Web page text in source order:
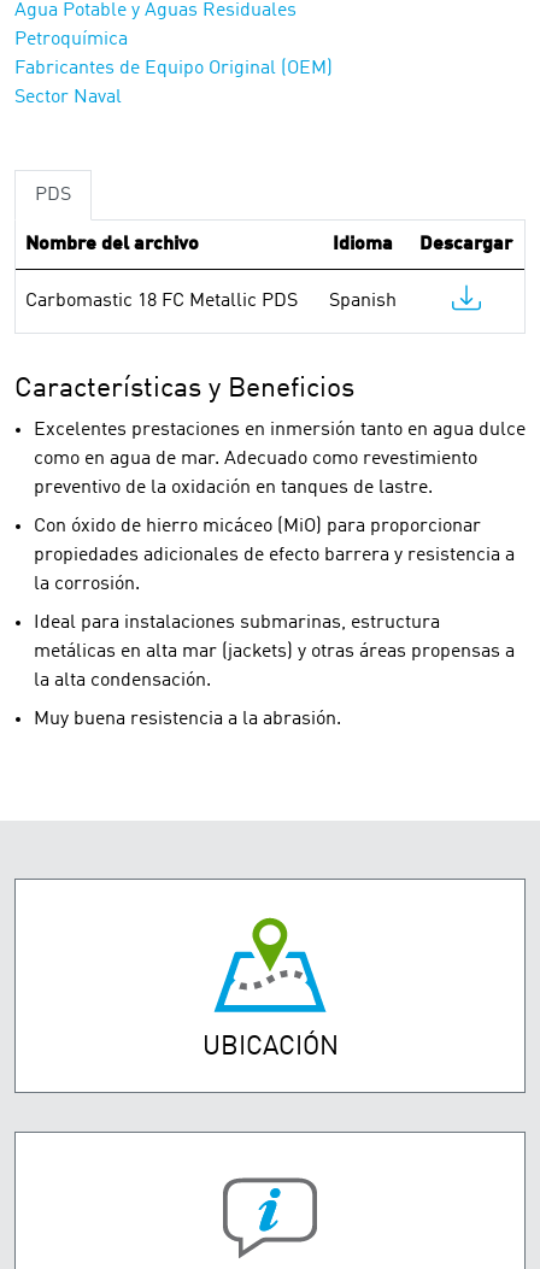
Agua Potable y Aguas Residuales
Petroquímica
Fabricantes de Equipo Original (OEM)
Sector Naval
PDS
Nombre del archivo Idioma Descargar
Carbomastic 18 FC Metallic PDS Spanish
Características y Beneficios
Excelentes prestaciones en inmersión tanto en agua dulce
como en agua de mar. Adecuado como revestimiento
preventivo de la oxidación en tanques de lastre.
Con óxido de hierro micáceo (MiO) para proporcionar
propiedades adicionales de efecto barrera y resistencia a
la corrosión.
Ideal para instalaciones submarinas, estructura
metálicas en alta mar (jackets) y otras áreas propensas a
la alta condensación.
Muy buena resistencia a la abrasión.
UBICACIÓN